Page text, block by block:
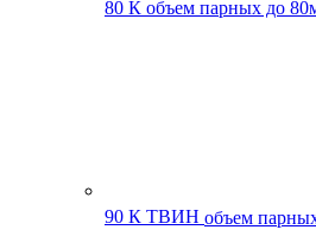
80 К объем парных до
90 К ТВИН объем